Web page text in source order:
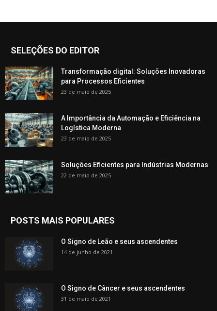
SELEÇÕES DO EDITOR
Transformação digital: Soluções Inovadoras
para Processos Eficientes
23 de maio de 2025
A Importância da Automação e Eficiência na
Logística Moderna
23 de maio de 2025
Soluções Eficientes para Indústrias Modernas
22 de maio de 2025
POSTS MAIS POPULARES
O Signo de Leão e seus ascendentes
14 de junho de 2021
O Signo de Câncer e seus ascendentes
31 de maio de 2021